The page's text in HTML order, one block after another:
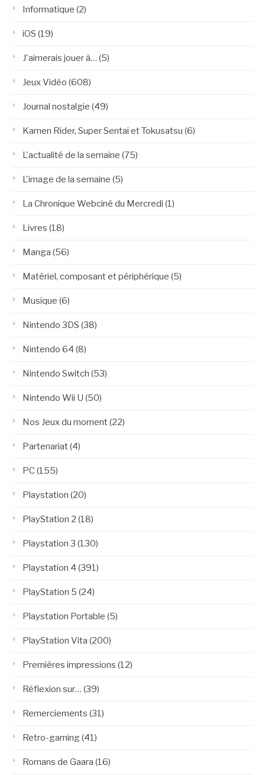
Informatique (2)
iOS (19)
J'aimerais jouer à… (5)
Jeux Vidéo (608)
Journal nostalgie (49)
Kamen Rider, Super Sentai et Tokusatsu (6)
L'actualité de la semaine (75)
L'image de la semaine (5)
La Chronique Webciné du Mercredi (1)
Livres (18)
Manga (56)
Matériel, composant et périphérique (5)
Musique (6)
Nintendo 3DS (38)
Nintendo 64 (8)
Nintendo Switch (53)
Nintendo Wii U (50)
Nos Jeux du moment(22)
Partenariat(4)
PC(155)
Playstation (20)
PlayStation 2 (18)
Playstation 3 (130)
Playstation 4 (391)
PlayStation 5 (24)
Playstation Portable (5)
PlayStation Vita (200)
Premières impressions (12)
Réflexion sur… (39)
Remerciements (31)
Retro-gaming(41)
Romans de Gaara (16)